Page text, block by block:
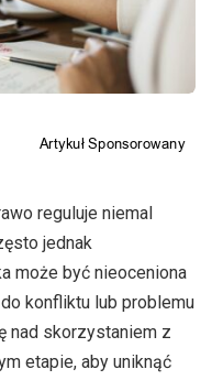
reguluje niemal
jednak
może być nieoceniona
konfliktu lub problemu
nad skorzystaniem z
etapie, aby uniknąć